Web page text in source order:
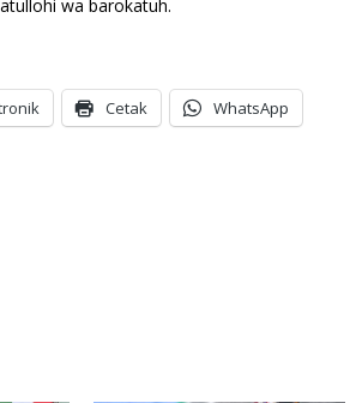
wa barokatuh.
Cetak WhatsApp